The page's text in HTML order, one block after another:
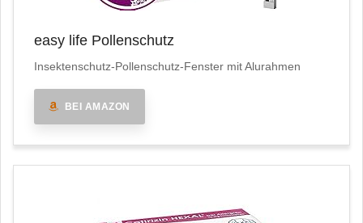
easy life Pollenschutz
Insektenschutz-Pollenschutz-Fenster mit Alurahmen
BEI AMAZON